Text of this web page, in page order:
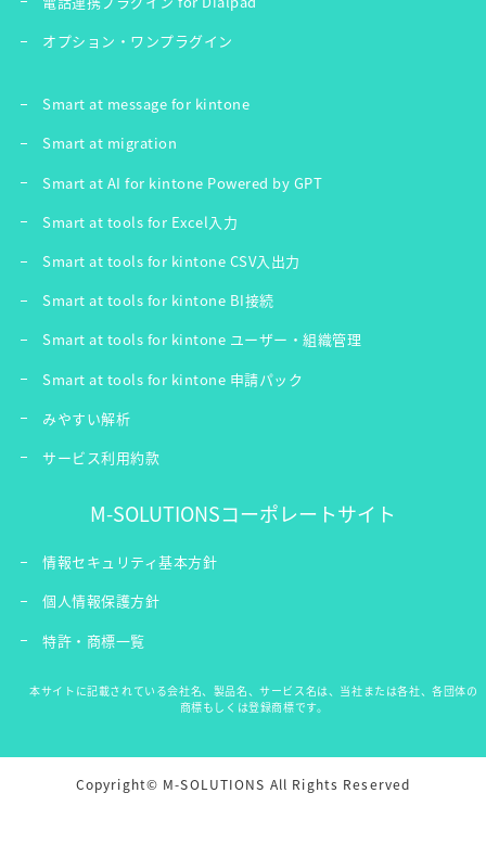
オプション・ワンプラグイン
Smart at message for kintone
Smart at migration
Smart at AI for kintone Powered by GPT
Smart at tools for Excel入力
Smart at tools for kintone CSV入出力
Smart at tools for kintone BI接続
Smart at tools for kintone ユーザー・組織管理
Smart at tools for kintone 申請パック
みやすい解析
サービス利用約款
M-SOLUTIONSコーポレートサイト
情報セキュリティ基本方針
個人情報保護方針
特許・商標一覧
本サイトに記載されている会社名、製品名、サービス名は、当社または各社、各団体の
商標もしくは登録商標です。
Copyright© M-SOLUTIONS All Rights Reserved